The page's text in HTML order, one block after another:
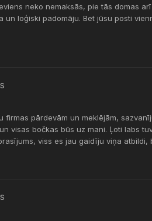
neko nemaksās, pie tās domas
loģiski padomāju. Bet jūsu posti
pārdevām un meklējām,
visas bočkas būs uz mani. Ļoti labs
viss es jau gaidīju viņa atbildi,